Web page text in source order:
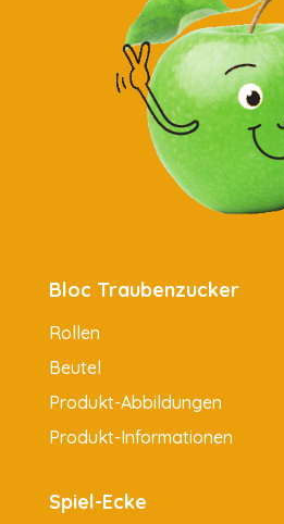
Bloc Traubenzucker
Rollen
Beutel
Produkt-Abbildungen
Produkt-Informationen
Spiel-Ecke